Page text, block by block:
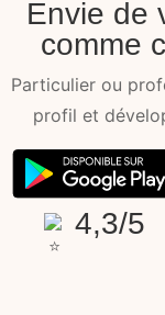
Envie de
comme
Particulier ou
profil et
4,3/5